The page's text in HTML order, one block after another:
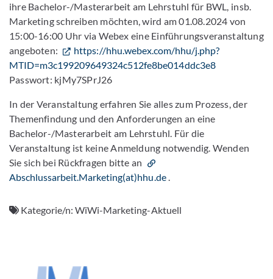
ihre Bachelor-/Masterarbeit am Lehrstuhl für BWL, insb.
Marketing schreiben möchten, wird am 01.08.2024 von
15:00-16:00 Uhr via Webex eine Einführungsveranstaltung
angeboten:
https://hhu.webex.com/hhu/j.php?
MTID=m3c199209649324c512fe8be014ddc3e8
Passwort: kjMy7SPrJ26
In der Veranstaltung erfahren Sie alles zum Prozess, der
Themenfindung und den Anforderungen an eine
Bachelor-/Masterarbeit am Lehrstuhl. Für die
Veranstaltung ist keine Anmeldung notwendig. Wenden
Sie sich bei Rückfragen bitte an
Abschlussarbeit.Marketing(at)hhu.de.
Kategorie/n:WiWi-Marketing-Aktuell